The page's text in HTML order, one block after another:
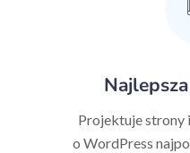
Projektuje strony
o WordPress